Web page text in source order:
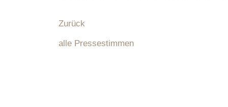
Zurück
alle Pressestimmen